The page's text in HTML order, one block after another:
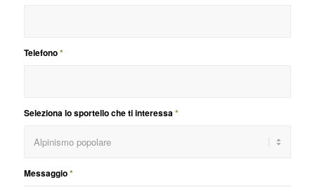
Telefono*
Seleziona lo sportello che ti interessa *
Messaggio*